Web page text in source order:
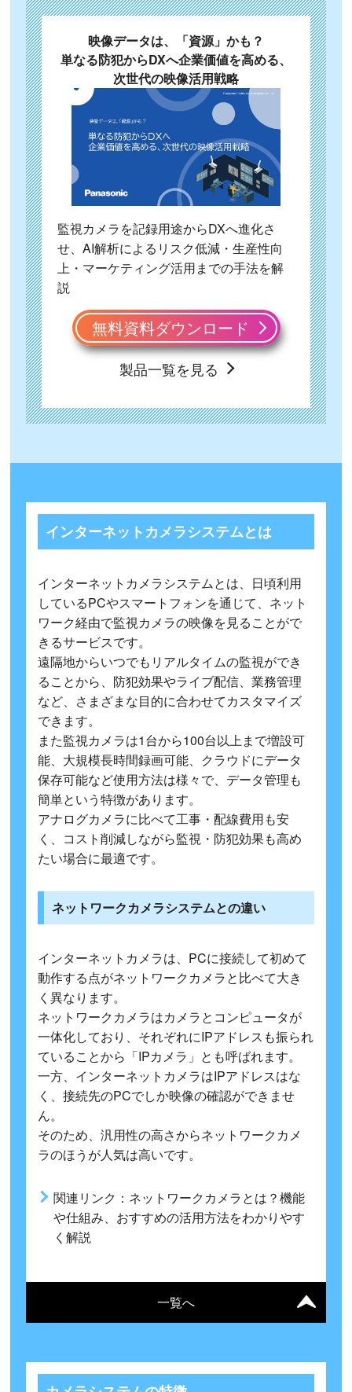
映像データは、「資源」かも？
単なる防犯からDXへ企業価値を高める、
次世代の映像活用戦略
監視カメラを記録用途からDXへ進化さ
せ、AI解析によるリスク低減・生産性向
上・マーケティング活用までの手法を解
説
無料資料ダウンロード
製品一覧を見る
一覧へ
インターネットカメラシステムとは
インターネットカメラシステムとは、日頃利用
しているPCやスマートフォンを通じて、ネット
ワーク経由で監視カメラの映像を見ることがで
きるサービスです。
遠隔地からいつでもリアルタイムの監視ができ
ることから、防犯効果やライブ配信、業務管理
など、さまざまな目的に合わせてカスタマイズ
できます。
また監視カメラは1台から100台以上まで増設可
能、大規模長時間録画可能、クラウドにデータ
保存可能など使用方法は様々で、データ管理も
簡単という特徴があります。
アナログカメラに比べて工事・配線費用も安
く、コスト削減しながら監視・防犯効果も高め
たい場合に最適です。
ネットワークカメラシステムとの違い
インターネットカメラは、PCに接続して初めて
動作する点がネットワークカメラと比べて大き
く異なります。
ネットワークカメラはカメラとコンピュータが
一体化しており、それぞれにIPアドレスも振られ
ていることから「IPカメラ」とも呼ばれます。
一方、インターネットカメラはIPアドレスはな
く、接続先のPCでしか映像の確認ができませ
ん。
そのため、汎用性の高さからネットワークカメ
ラのほうが人気は高いです。
関連リンク： ネットワークカメラとは？機能
や仕組み、おすすめの活用方法をわかりやす
く解説